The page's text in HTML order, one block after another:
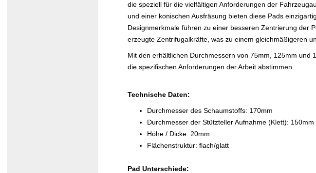
die speziell für die vielfältigen Anforderungen der
und einer konischen Ausfräsung bieten diese Pads
Designmerkmale führen zu einer besseren Zentrierung der
erzeugte Zentrifugalkräfte, was zu einem gleichmäßigeren
Mit den erhältlichen Durchmessern von 75mm, 125mm
die spezifischen Anforderungen der Arbeit abstimmen.
Technische Daten:
Durchmesser des Schaumstoffs: 170mm
Durchmesser der Stützteller Aufnahme (Klett): 150mm
Höhe / Dicke: 20mm
Flächenstruktur: flach/glatt
Pad Unterschiede: